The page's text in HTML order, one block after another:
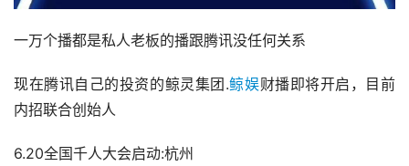
一万个播都是私人老板的播跟腾讯没任何关系
现在腾讯自己的投资的鲸灵集团.鲸娱财播即将开启，目前
内招联合创始人
6.20全国千人大会启动:杭州